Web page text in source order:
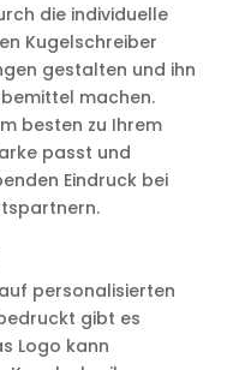
die individuelle
Kugelschreiber
gestalten und ihn
machen.
besten zu Ihrem
passt und
Eindruck bei
personalisierten
gibt es
Logo kann